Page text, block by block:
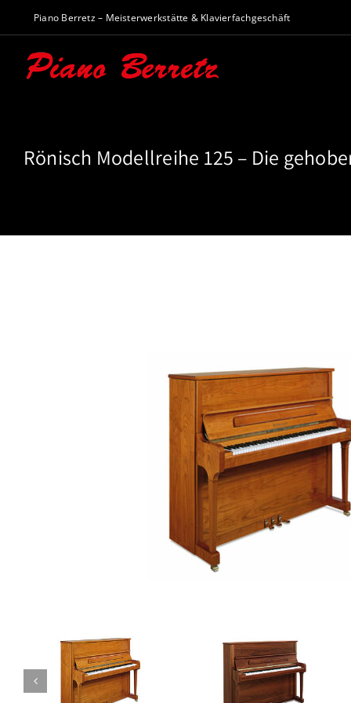
Inhalt
springen
Piano Berretz – Meisterwerkstätte & Klavierfachgeschäft
Rönisch Modellreihe 125 – Die